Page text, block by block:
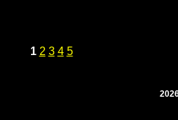
1 2 3 4 5